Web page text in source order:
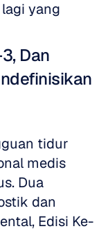
yang
Dan
tidur
medis
Dua
dan
Edisi Ke-